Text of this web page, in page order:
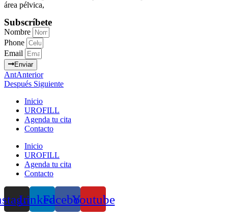
área pélvica,
Subscríbete
Nombre
Phone
Email
Enviar
AntAnterior
Después Siguiente
Inicio
UROFILL
Agenda tu cita
Contacto
Inicio
UROFILL
Agenda tu cita
Contacto
LinkedinFacebookYoutube